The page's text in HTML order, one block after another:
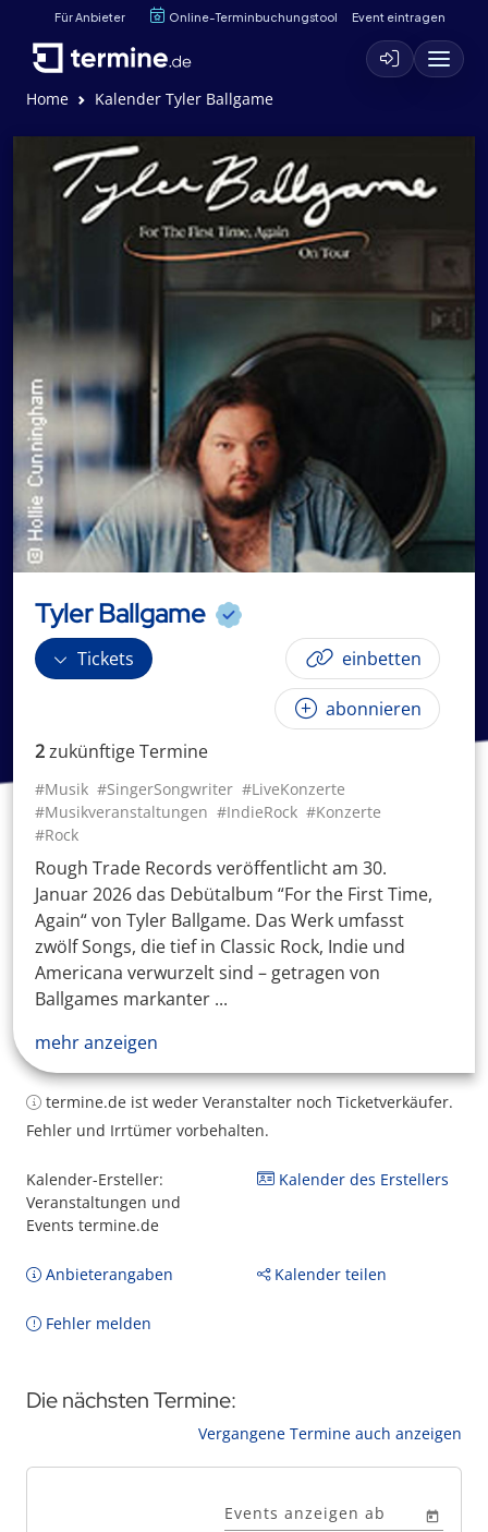
Für Anbieter Online-Terminbuchungstool Event eintragen
Home Kalender Tyler Ballgame
Tyler Ballgame
Tickets einbetten
abonnieren
2zukünftigeTermine
#Musik #SingerSongwriter #LiveKonzerte
#Musikveranstaltungen #IndieRock #Konzerte
#Rock
Rough Trade Records veröffentlicht am 30.
Januar 2026 das Debütalbum “For the First Time,
Again“ von Tyler Ballgame. Das Werk umfasst
zwölf Songs, die tief in Classic Rock, Indie und
Americana verwurzelt sind – getragen von
Ballgames markanter ...
mehr anzeigen
termine.de ist weder Veranstalter noch Ticketverkäufer.
Fehler und Irrtümer vorbehalten.
Kalender-Ersteller:
Veranstaltungen und
Events termine.de
Kalender des Erstellers
Anbieterangaben Kalender teilen
Fehler melden
Die nächsten Termine:
Vergangene Termine auch anzeigen
Events anzeigen ab